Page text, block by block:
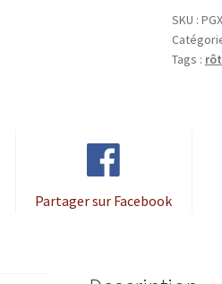
SKU :
Tags :
Partager sur Facebook